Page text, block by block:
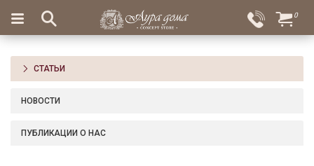
Вход
Избранное
×
Салоны
Доставка
Оплата
для
0
СТАТЬИ
НОВОСТИ
ПУБЛИКАЦИИ О НАС